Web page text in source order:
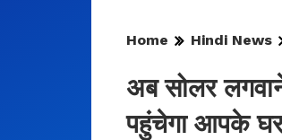
Home Hindi News
अब सोलर
पहुंचेगा आपके